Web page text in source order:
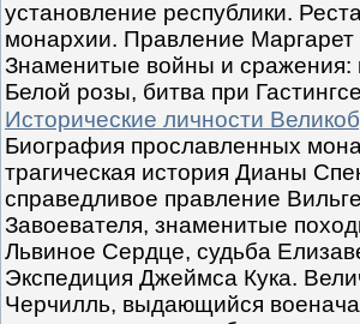
установление республики.
монархии. Правление Маргарет
Знаменитые войны и сражения:
Белой розы, битва при
Исторические личности
Биография прославленных
трагическая история Дианы
справедливое правление
Завоевателя, знаменитые
Львиное Сердце, судьба
Экспедиция Джеймса Кука.
Черчилль, выдающийся